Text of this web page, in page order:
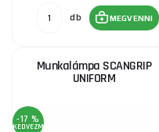
db MEGVENNI
Munkalámpa SCANGRIP
UNIFORM
-17 %
KEDVEZMÉNY